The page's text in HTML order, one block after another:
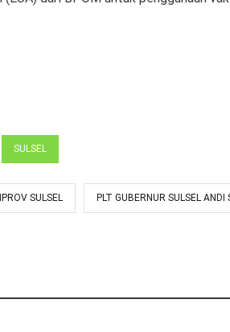
SULSEL
SULSEL PLT GUBERNUR SULSEL